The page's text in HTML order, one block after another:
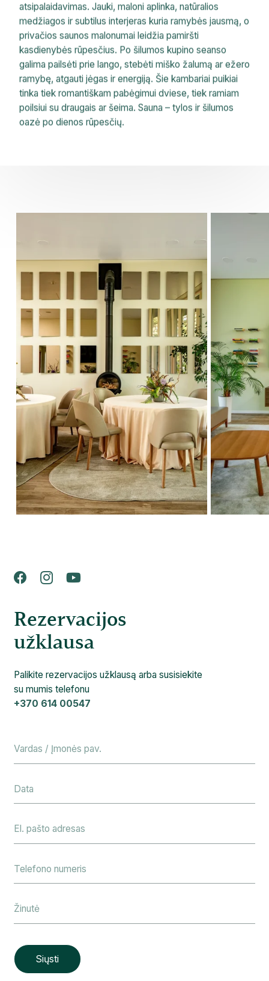
atsipalaidavimas. Jauki, maloni aplinka, natūralios
medžiagos ir subtilus interjeras kuria ramybės jausmą, o
privačios saunos malonumai leidžia pamiršti
kasdienybės rūpesčius. Po šilumos kupino seanso
galima pailsėti prie lango, stebėti miško žalumą ar ežero
ramybę, atgauti jėgas ir energiją. Šie kambariai puikiai
tinka tiek romantiškam pabėgimui dviese, tiek ramiam
poilsiui su draugais ar šeima. Sauna – tylos ir šilumos
oazė po dienos rūpesčių.
Rezervacijos
užklausa
Palikite rezervacijos užklausą arba susisiekite
su mumis telefonu
+370 614 00547
Siųsti